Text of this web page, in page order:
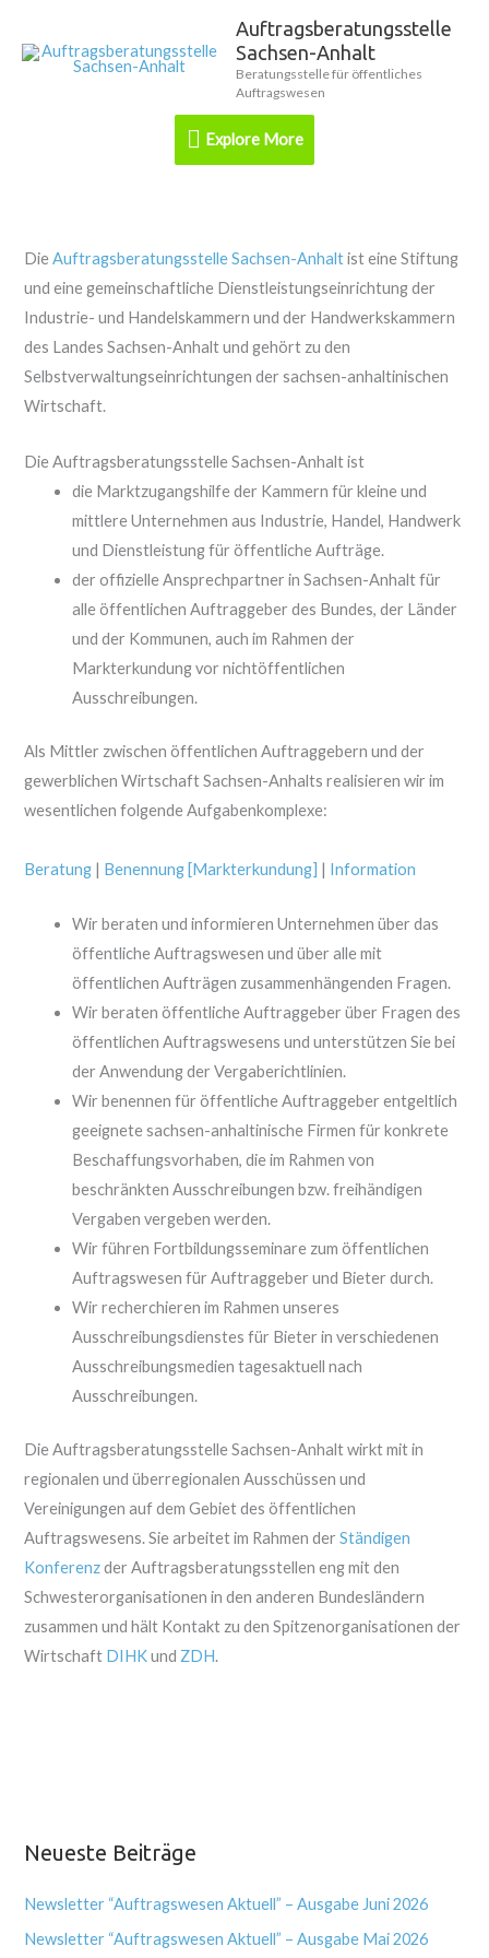
Inhalt
Auftragsberatungsstelle
Sachsen-Anhalt
Beratungsstelle für öffentliches
Auftragswesen
Explore
More
Explore More
DieAuftragsberatungsstelle Sachsen-Anhaltist eine Stiftung
und eine gemeinschaftliche Dienstleistungseinrichtung der
Industrie- und Handelskammern und der Handwerkskammern
des Landes Sachsen-Anhalt und gehört zu den
Selbstverwaltungseinrichtungen der sachsen-anhaltinischen
Wirtschaft.
Die Auftragsberatungsstelle Sachsen-Anhalt ist
die Marktzugangshilfe der Kammern für kleine und
mittlere Unternehmen aus Industrie, Handel, Handwerk
und Dienstleistung für öffentliche Aufträge.
der offizielle Ansprechpartner in Sachsen-Anhalt für
alle öffentlichen Auftraggeber des Bundes, der Länder
und der Kommunen, auch im Rahmen der
Markterkundung vor nichtöffentlichen
Ausschreibungen.
Als Mittler zwischen öffentlichen Auftraggebern und der
gewerblichen Wirtschaft Sachsen-Anhalts realisieren wir im
wesentlichen folgende Aufgabenkomplexe:
Beratung | Benennung [Markterkundung] | Information
Wir beraten und informieren Unternehmen über das
öffentliche Auftragswesen und über alle mit
öffentlichen Aufträgen zusammenhängenden Fragen.
Wir beraten öffentliche Auftraggeber über Fragen des
öffentlichen Auftragswesens und unterstützen Sie bei
der Anwendung der Vergaberichtlinien.
Wir benennen für öffentliche Auftraggeber entgeltlich
geeignete sachsen-anhaltinische Firmen für konkrete
Beschaffungsvorhaben, die im Rahmen von
beschränkten Ausschreibungen bzw. freihändigen
Vergaben vergeben werden.
Wir führen Fortbildungsseminare zum öffentlichen
Auftragswesen für Auftraggeber und Bieter durch.
Wir recherchieren im Rahmen unseres
Ausschreibungsdienstes für Bieter in verschiedenen
Ausschreibungsmedien tagesaktuell nach
Ausschreibungen.
Die Auftragsberatungsstelle Sachsen-Anhalt wirkt mit in
regionalen und überregionalen Ausschüssen und
Vereinigungen auf dem Gebiet des öffentlichen
Auftragswesens. Sie arbeitet im Rahmen derStändigen
Konferenzder Auftragsberatungsstellen eng mit den
Schwesterorganisationen in den anderen Bundesländern
zusammen und hält Kontakt zu den Spitzenorganisationen der
Wirtschaft DIHKund ZDH.
Neueste Beiträge
Newsletter “Auftragswesen Aktuell” – Ausgabe Juni 2026
Newsletter “Auftragswesen Aktuell” – Ausgabe Mai 2026